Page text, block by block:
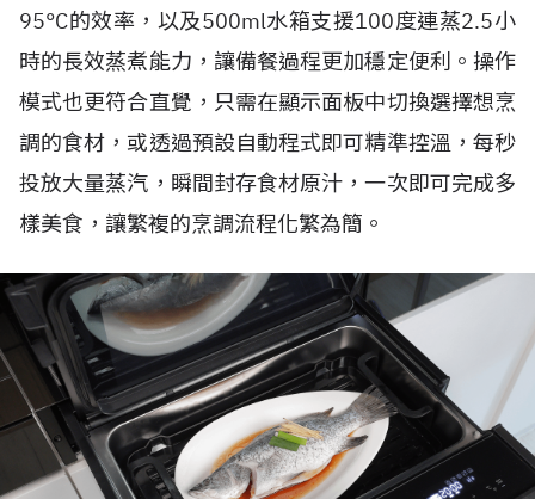
95°C的效率，以及500ml水箱支援100度連蒸2.5小
時的長效蒸煮能力，讓備餐過程更加穩定便利。操作
模式也更符合直覺，只需在顯示面板中切換選擇想烹
調的食材，或透過預設自動程式即可精準控溫，每秒
投放大量蒸汽，瞬間封存食材原汁，一次即可完成多
樣美食，讓繁複的烹調流程化繁為簡。